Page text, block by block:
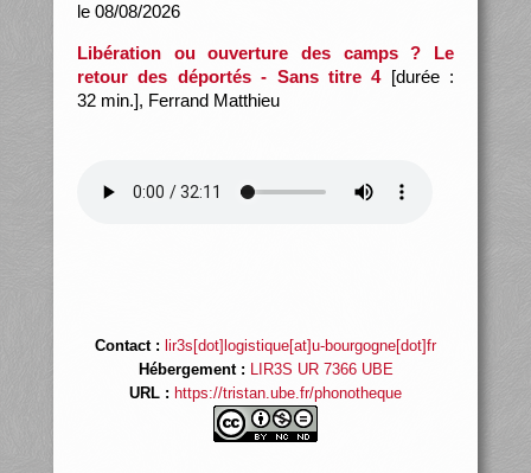
le 08/08/2026
Libération ou ouverture des camps ? Le
retour des déportés - Sans titre 4[durée :
32 min.], Ferrand Matthieu
Contact : lir3s[dot]logistique[at]u-bourgogne[dot]fr
Hébergement : LIR3S UR 7366 UBE
URL : https://tristan.ube.fr/phonotheque